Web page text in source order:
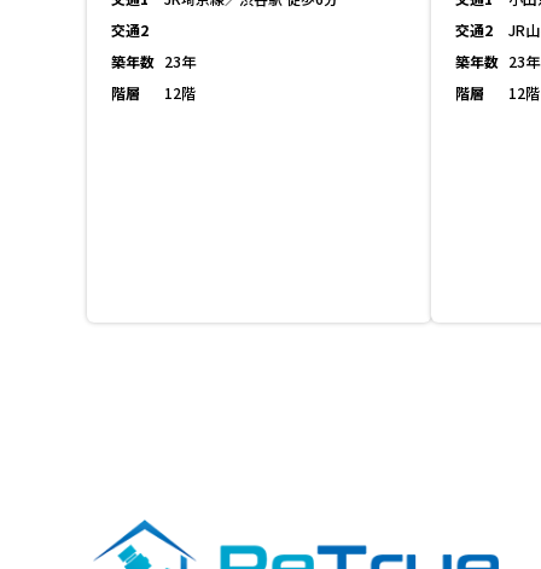
交通2
築年数 23年
階層
12階
交通2
JR
築年数 23年
階層
12階